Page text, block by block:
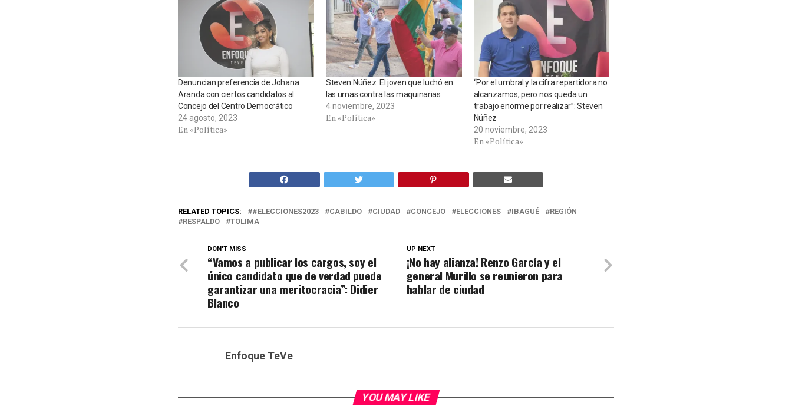
Denuncian preferencia de Johana
Aranda con ciertos candidatos al
Concejo del Centro Democrático
24 agosto, 2023
En «Política»
Steven Núñez: El joven que luchó en
las urnas contra las maquinarias
4 noviembre, 2023
En «Política»
“Por el umbral y la cifra repartidora no
alcanzamos, pero nos queda un
trabajo enorme por realizar”: Steven
Núñez
20 noviembre, 2023
En «Política»
RELATED TOPICS: #ELECCIONES2023 CABILDO CIUDAD CONCEJO ELECCIONES IBAGUÉ
REGIÓN
RESPALDO
TOLIMA
UP NEXT
¡No hay alianza! Renzo García y el
general Murillo se reunieron para
hablar de ciudad
DON'T MISS
“Vamos a publicar los cargos, soy el
único candidato que de verdad puede
garantizar una meritocracia”: Didier
Blanco
Enfoque TeVe
YOU MAY LIKE